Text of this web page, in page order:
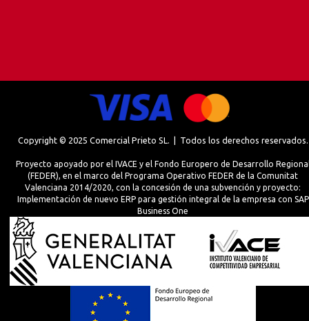
Copyright © 2025 Comercial Prieto SL. | Todos los derechos reservados.
Proyecto apoyado por el IVACE y el Fondo Europero de Desarrollo
(FEDER), en el marco del Programa Operativo FEDER de la Comunitat
Valenciana 2014/2020, con la concesión de una subvención y proyecto:
Implementación de nuevo ERP para gestión integral de la empresa con SAP
Business One